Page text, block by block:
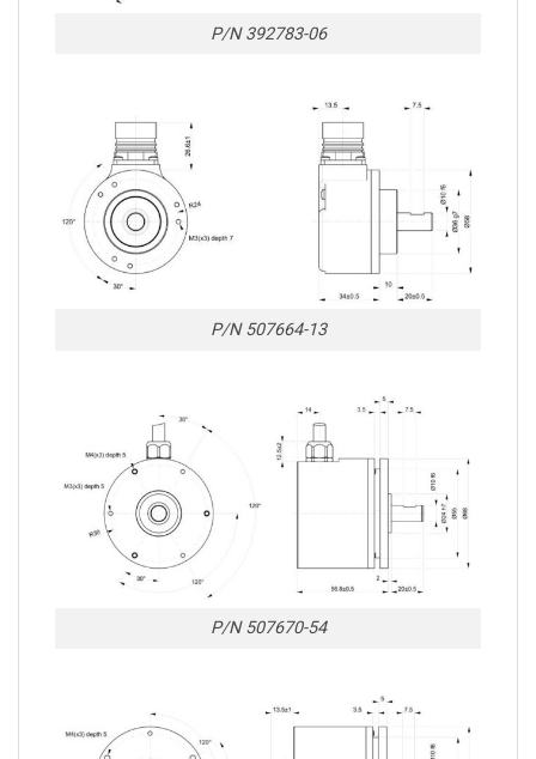
P/N 392783-06
P/N 507664-13
P/N 507670-54